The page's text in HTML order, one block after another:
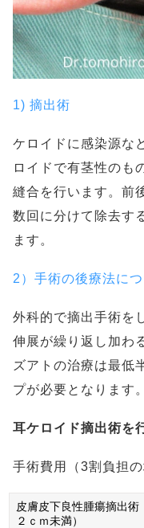
1) 摘出術
ケロイドに感染源な
ロイドで有茎性のも
縫合を行います。前
数回に分けて除去す
ます。
2）手術の後療法につ
外科的で摘出手術を
伸展が繰り返し加わ
ズアトの治療は最低
プが必要となります。
耳ケロイド摘出術を
手術費用（3割負担
皮膚皮下良性腫瘍摘出術
２ｃｍ未満）